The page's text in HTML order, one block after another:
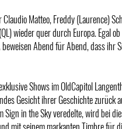
Matteo, Freddy (Laurence)
wieder quer durch Europa. Egal
Abend für Abend, dass ihr
Shows im OldCapitol
Gesicht ihrer Geschichte zurück
Sign in the Sky veredelte, wird bei